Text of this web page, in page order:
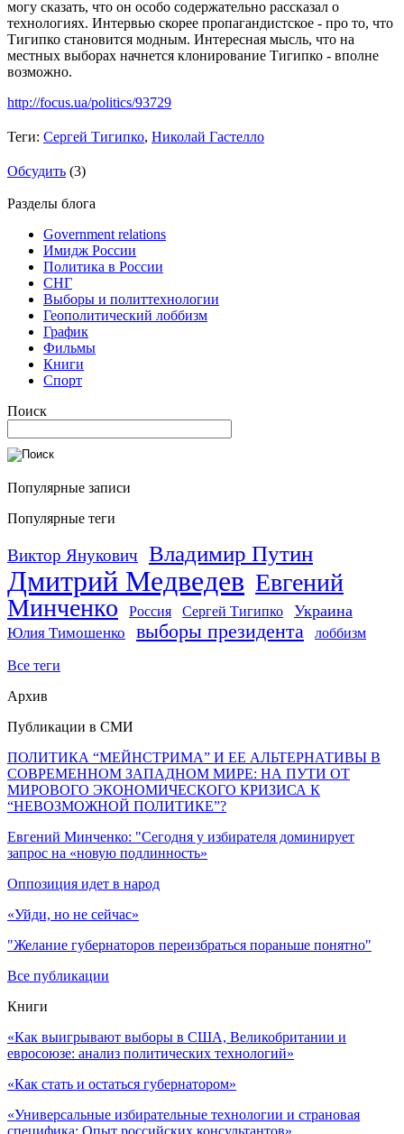
могу сказать, что он особо содержательно рассказал о
технологиях. Интервью скорее пропагандистское - про то, что
Тигипко становится модным. Интересная мысль, что на
местных выборах начнется клонирование Тигипко - вполне
возможно.
http://focus.ua/politics/93729
Теги: Сергей Тигипко, Николай Гастелло
Обсудить (3)
Разделы блога
Government relations
Имидж России
Политика в России
СНГ
Выборы и политтехнологии
Геополитический лоббизм
График
Фильмы
Книги
Спорт
Поиск
Популярные записи
Популярные теги
Виктор Янукович Владимир Путин
Дмитрий Медведев Евгений
Минченко
Россия Сергей Тигипко Украина
Юлия Тимошенко выборы президента лоббизм
Все теги
Архив
Публикации в СМИ
ПОЛИТИКА “МЕЙНСТРИМА” И ЕЕ АЛЬТЕРНАТИВЫ В
СОВРЕМЕННОМ ЗАПАДНОМ МИРЕ: НА ПУТИ ОТ
МИРОВОГО ЭКОНОМИЧЕСКОГО КРИЗИСА К
“НЕВОЗМОЖНОЙ ПОЛИТИКЕ”?
Евгений Минченко: "Сегодня у избирателя доминирует
запрос на «новую подлинность»
Оппозиция идет в народ
«Уйди, но не сейчас»
"Желание губернаторов переизбраться пораньше понятно"
Все публикации
Книги
«Как выигрывают выборы в США, Великобритании и
евросоюзе: анализ политических технологий»
«Как стать и остаться губернатором»
«Универсальные избирательные технологии и страновая
специфика: Опыт российских консультантов»